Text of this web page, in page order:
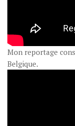
Mon reportage
Belgique.